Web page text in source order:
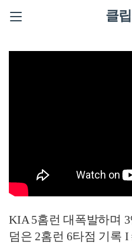
클
KIA 5홈런 대폭발하며
덤은 2홈런 6타점 기록